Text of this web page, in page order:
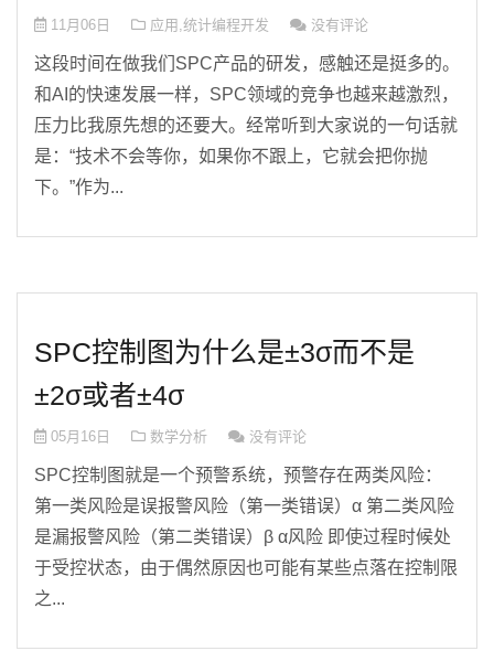
11月06日 应用 ,统计编程开发 没有评论
这段时间在做我们SPC产品的研发，感触还是挺多的。
和AI的快速发展一样，SPC领域的竞争也越来越激烈，
压力比我原先想的还要大。经常听到大家说的一句话就
是：“技术不会等你，如果你不跟上，它就会把你抛
下。”作为...
SPC控制图为什么是±3σ而不是
±2σ或者±4σ
05月16日 数学分析 没有评论
SPC控制图就是一个预警系统，预警存在两类风险：
第一类风险是误报警风险（第一类错误）α 第二类风险
是漏报警风险（第二类错误）β α风险 即使过程时候处
于受控状态，由于偶然原因也可能有某些点落在控制限
之...